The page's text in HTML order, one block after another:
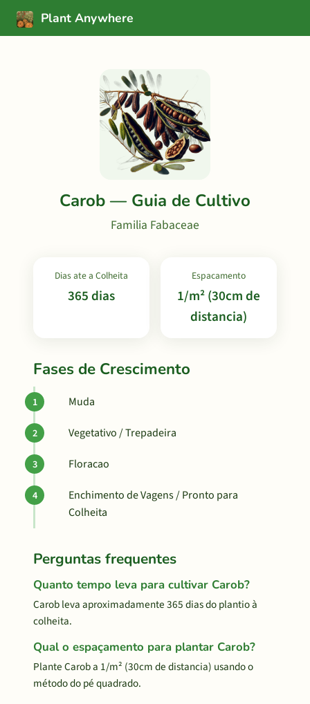
Plant Anywhere
Carob — Guia de Cultivo
Familia Fabaceae
Dias ate a Colheita
365 dias
Espacamento
1/m² (30cm de
distancia)
Fases de Crescimento
Muda
Vegetativo / Trepadeira
Floracao
Enchimento de Vagens / Pronto para
Colheita
Perguntas frequentes
Quanto tempo leva para cultivar Carob?
Carob leva aproximadamente 365 dias do plantio à
colheita.
Qual o espaçamento para plantar Carob?
Plante Carob a 1/m² (30cm de distancia) usando o
método do pé quadrado.